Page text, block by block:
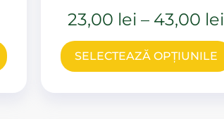
23,00 lei – 43,00 lei
SELECTEAZĂ OPȚIUNILE